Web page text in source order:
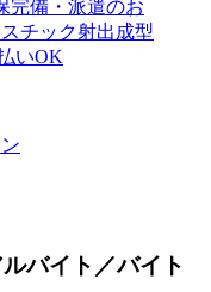
完備・派遣のお
チック射出成型
いOK
バイト／バイト